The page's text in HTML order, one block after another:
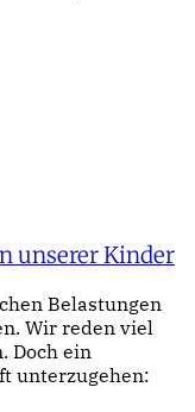
unserer Kinder
Belastungen
Wir reden viel
Doch ein
unterzugehen: